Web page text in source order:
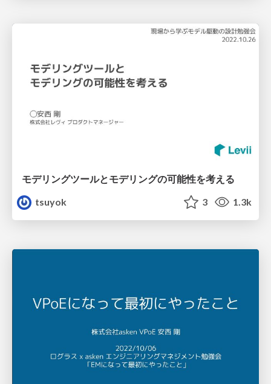
モデリングツールとモデリングの可能性を考える
tsuyok
3 1.3k